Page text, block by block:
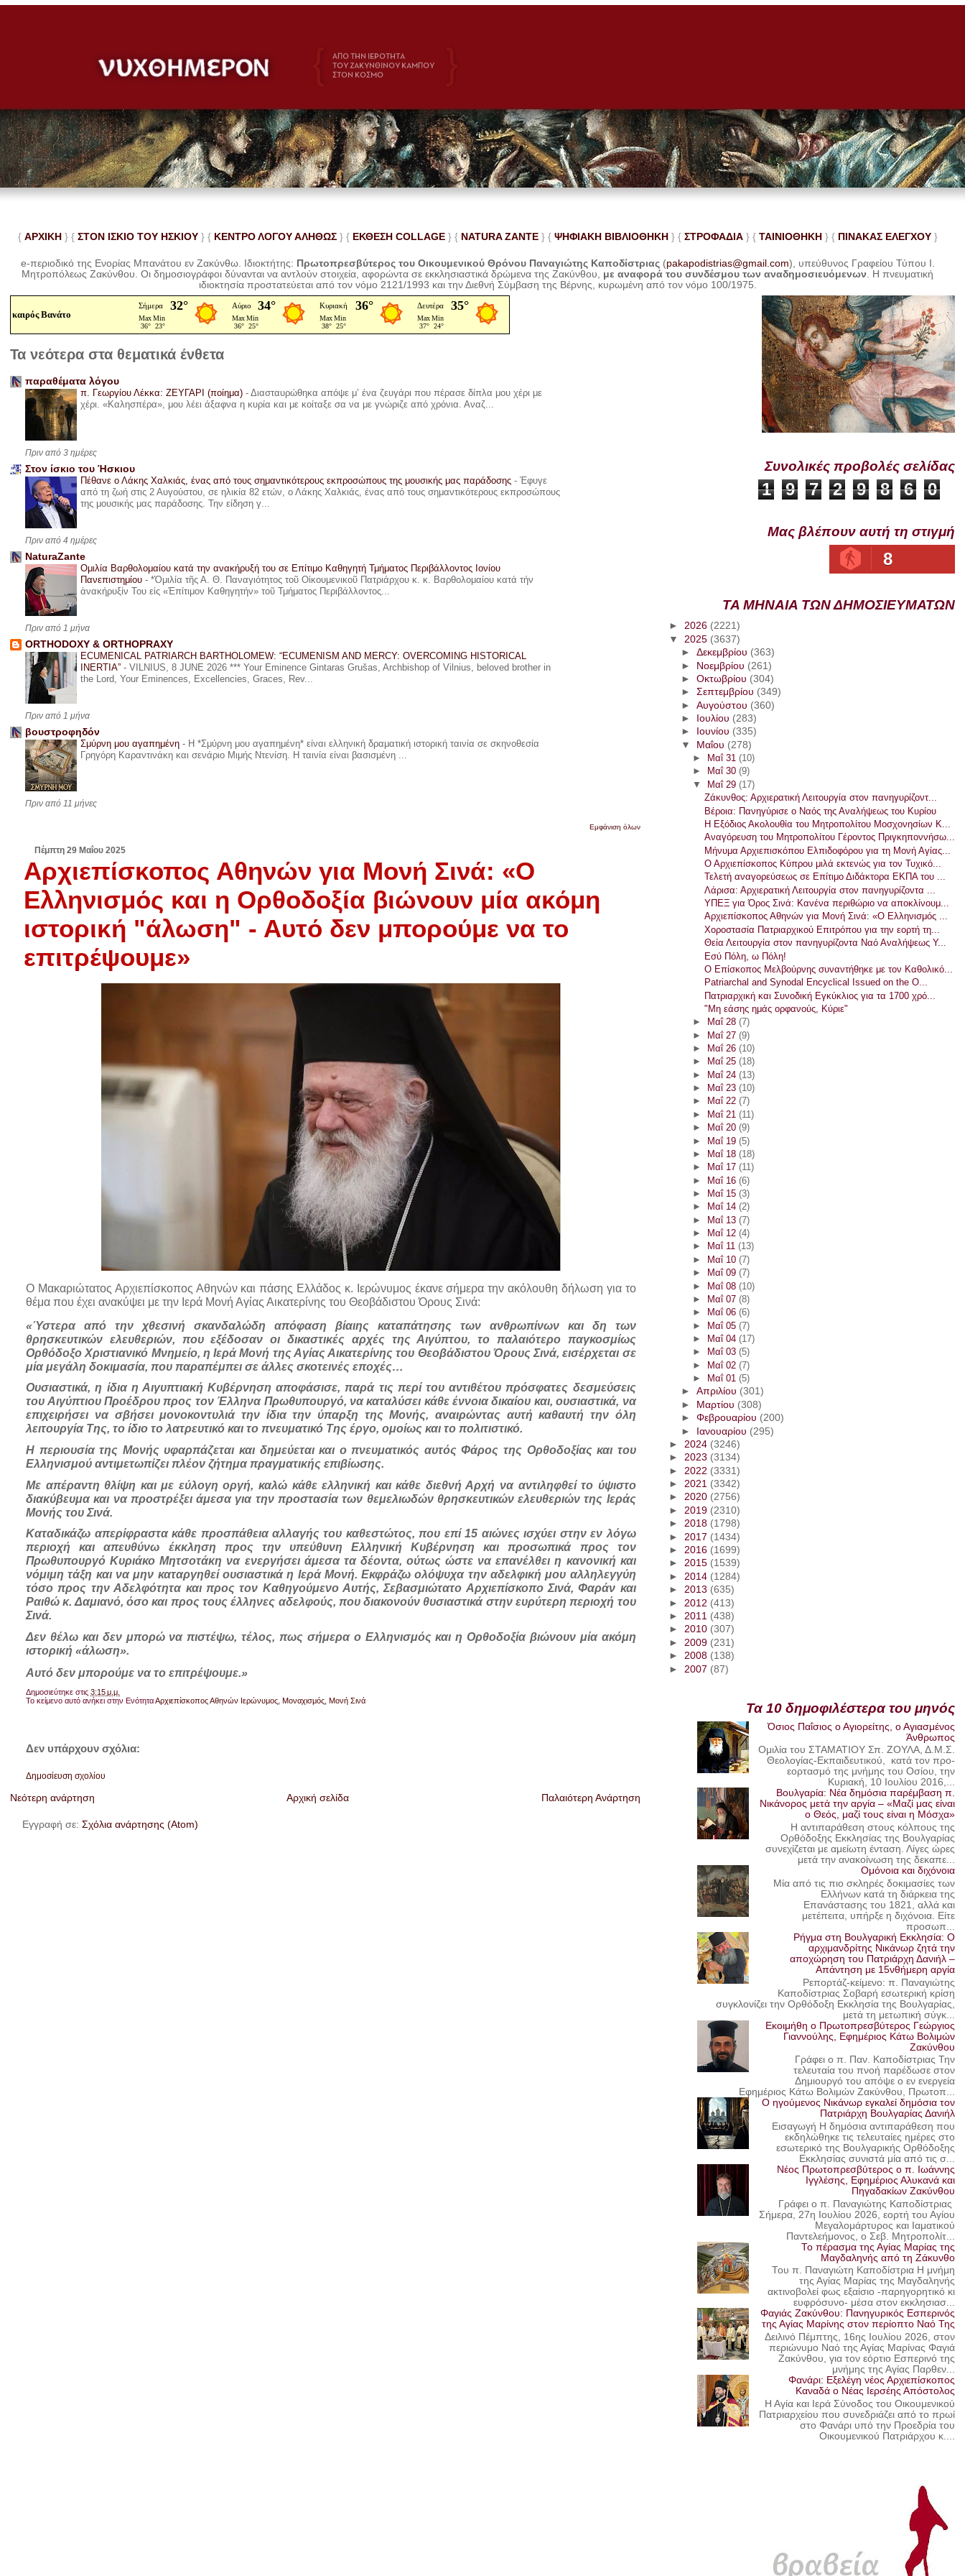
{ ΑΡΧΙΚΗ } { ΣΤΟΝ ΙΣΚΙΟ ΤΟΥ ΗΣΚΙΟΥ } { ΚΕΝΤΡΟ ΛΟΓΟΥ ΑΛΗΘΩΣ } { ΕΚΘΕΣΗ COLLAGE }{ NATURA ZANTE} { ΨΗΦΙΑΚΗ ΒΙΒΛΙΟΘΗΚΗ } { ΣΤΡΟΦΑΔΙΑ } { ΤΑΙΝΙΟΘΗΚΗ } { ΠΙΝΑΚΑΣ ΕΛΕΓΧΟΥ}
e-περιοδικό της Ενορίας Μπανάτου εν Ζακύνθω. Ιδιοκτήτης: Πρωτοπρεσβύτερος του Οικουμενικού Θρόνου Παναγιώτης Καποδίστριας (pakapodistrias@gmail.com), υπεύθυνος Γραφείου Τύπου Ι.
Μητροπόλεως Ζακύνθου.Οι δημοσιογράφοι δύνανται να αντλούν στοιχεία, αφορώντα σε εκκλησιαστικά δρώμενα της Ζακύνθου, με αναφορά του συνδέσμου των αναδημοσιευόμενων . Ηπνευματική
ιδιοκτησία προστατεύεται από τον νόμο 2121/1993 και την Διεθνή Σύμβαση της Βέρνης, κυρωμένη από τον νόμο 100/1975.
καιρός Βανάτο
Τα νεότερα στα θεματικά ένθετα
παραθέματα λόγου
π. Γεωργίου Λέκκα: ΖΕΥΓΑΡΙ (ποίημα) - Διασταυρώθηκα απόψε μ’ ένα ζευγάρι που πέρασε δίπλα μου χέρι με
χέρι. «Καλησπέρα», μου λέει άξαφνα η κυρία και με κοίταξε σα να με γνώριζε από χρόνια. Αναζ...
Πριν από 3 ημέρες
Στον ίσκιο του Ήσκιου
Πέθανε ο Λάκης Χαλκιάς, ένας από τους σημαντικότερους εκπροσώπους της μουσικής μας παράδοσης - Έφυγε
από τη ζωή στις 2 Αυγούστου, σε ηλικία 82 ετών, ο Λάκης Χαλκιάς, ένας από τους σημαντικότερους εκπροσώπους
της μουσικής μας παράδοσης. Την είδηση γ...
Πριν από 4 ημέρες
NaturaZante
Ομιλία Βαρθολομαίου κατά την ανακήρυξή του σε Επίτιμο Καθηγητή Τμήματος Περιβάλλοντος Ιονίου
Πανεπιστημίου - *Ὁμιλία τῆς Α. Θ. Παναγιότητος τοῦ Οἰκουμενικοῦ Πατριάρχου κ. κ. Βαρθολομαίου κατά τήν
ἀνακήρυξίν Του εἰς «Ἐπίτιμον Καθηγητήν» τοῦ Τμήματος Περιβάλλοντος...
Πριν από 1 μήνα
ORTHODOXY & ORTHOPRAXY
ECUMENICAL PATRIARCH BARTHOLOMEW: “ECUMENISM AND MERCY: OVERCOMING HISTORICAL
INERTIA” - VILNIUS, 8 JUNE 2026 *** Your Eminence Gintaras Grušas, Archbishop of Vilnius, beloved brother in
the Lord, Your Eminences, Excellencies, Graces, Rev...
Πριν από 1 μήνα
βουστροφηδόν
Σμύρνη μου αγαπημένη - Η *Σμύρνη μου αγαπημένη* είναι ελληνική δραματική ιστορική ταινία σε σκηνοθεσία
Γρηγόρη Καραντινάκη και σενάριο Μιμής Ντενίση. Η ταινία είναι βασισμένη ...
Πριν από 11 μήνες
Εμφάνιση όλων
Πέμπτη 29 Μαΐου 2025
Αρχιεπίσκοπος Αθηνών για Μονή Σινά: «Ο
Ελληνισμός και η Ορθοδοξία βιώνουν μία ακόμη
ιστορική "άλωση" - Αυτό δεν μπορούμε να το
επιτρέψουμε»
Ο Μακαριώτατος Αρχιεπίσκοπος Αθηνών και πάσης Ελλάδος κ. Ιερώνυμος έκανε σήμερα την ακόλουθη δήλωση για το
θέμα που έχει ανακύψει με την Ιερά Μονή Αγίας Αικατερίνης του Θεοβάδιστου Όρους Σινά:
«Ύστερα από την χθεσινή σκανδαλώδη απόφαση βίαιης καταπάτησης των ανθρωπίνων και δη των
θρησκευτικών ελευθεριών, που εξέδοσαν οι δικαστικές αρχές της Αιγύπτου, το παλαιότερο παγκοσμίως
Ορθόδοξο Χριστιανικό Μνημείο, η Ιερά Μονή της Αγίας Αικατερίνης του Θεοβάδιστου Όρους Σινά, εισέρχεται σε
μία μεγάλη δοκιμασία, που παραπέμπει σε άλλες σκοτεινές εποχές…
Ουσιαστικά, η ίδια η Αιγυπτιακή Κυβέρνηση αποφάσισε, παρά τις περί του αντιθέτου πρόσφατες δεσμεύσεις
του Αιγύπτιου Προέδρου προς τον Έλληνα Πρωθυπουργό, να καταλύσει κάθε έννοια δικαίου και, ουσιαστικά, να
επιχειρήσει να σβήσει μονοκοντυλιά την ίδια την ύπαρξη της Μονής, αναιρώντας αυτή καθαυτή την όλη
λειτουργία Της, το ίδιο το λατρευτικό και το πνευματικό Της έργο, ομοίως και το πολιτιστικό.
Η περιουσία της Μονής υφαρπάζεται και δημεύεται και ο πνευματικός αυτός Φάρος της Ορθοδοξίας και του
Ελληνισμού αντιμετωπίζει πλέον ζήτημα πραγματικής επιβίωσης.
Με απέραντη θλίψη και με εύλογη οργή, καλώ κάθε ελληνική και κάθε διεθνή Αρχή να αντιληφθεί το ύψιστο
διακύβευμα και να προστρέξει άμεσα για την προστασία των θεμελιωδών θρησκευτικών ελευθεριών της Ιεράς
Μονής του Σινά.
Καταδικάζω απερίφραστα κάθε προσπάθεια αλλαγής του καθεστώτος, που επί 15 αιώνες ισχύει στην εν λόγω
περιοχή και απευθύνω έκκληση προς την υπεύθυνη Ελληνική Κυβέρνηση και προσωπικά προς τον
Πρωθυπουργό Κυριάκο Μητσοτάκη να ενεργήσει άμεσα τα δέοντα, ούτως ώστε να επανέλθει η κανονική και
νόμιμη τάξη και να μην καταργηθεί ουσιαστικά η Ιερά Μονή. Εκφράζω ολόψυχα την αδελφική μου αλληλεγγύη
τόσο προς την Αδελφότητα και προς τον Καθηγούμενο Αυτής, Σεβασμιώτατο Αρχιεπίσκοπο Σινά, Φαράν και
Ραιθώ κ. Δαμιανό, όσο και προς τους έλληνες αδελφούς, που διακονούν θυσιαστικά στην ευρύτερη περιοχή του
Σινά.
Δεν θέλω και δεν μπορώ να πιστέψω, τέλος, πως σήμερα ο Ελληνισμός και η Ορθοδοξία βιώνουν μία ακόμη
ιστορική «άλωση».
Αυτό δεν μπορούμε να το επιτρέψουμε.»
Δημοσιεύτηκε στις3:15 μ.μ.
Το κείμενο αυτό ανήκει στην ΕνότηταΑρχιεπίσκοπος Αθηνών Ιερώνυμος, Μοναχισμός, Μονή Σινά
Δεν υπάρχουν σχόλια:
Δημοσίευση σχολίου
Νεότερη ανάρτηση Παλαιότερη Ανάρτηση
Αρχική σελίδα
Εγγραφή σε:Σχόλια ανάρτησης (Atom)
Συνολικές προβολές σελίδας
1 9 7 2 9 8 6 0
Μας βλέπουν αυτή τη στιγμή
8
ΤΑ ΜΗΝΑΙΑ ΤΩΝ ΔΗΜΟΣΙΕΥΜΑΤΩΝ
►2026 (2221)
▼ 2025 (3637)
► Δεκεμβρίου (363)
► Νοεμβρίου (261)
► Οκτωβρίου (304)
► Σεπτεμβρίου (349)
► Αυγούστου (360)
►
Ιουλίου (283)
►
Ιουνίου (335)
▼
Μαΐου (278)
►
Μαΐ 31 (10)
►
Μαΐ 30 (9)
▼
Μαΐ 29 (17)
Ζάκυνθος: Αρχιερατική Λειτουργία στον πανηγυρίζοντ...
Βέροια: Πανηγύρισε ο Ναός της Αναλήψεως του Κυρίου
Η Εξόδιος Ακολουθία του Μητροπολίτου Μοσχονησίων Κ...
Aναγόρευση του Μητροπολίτου Γέροντος Πριγκηποννήσω...
Μήνυμα Αρχιεπισκόπου Ελπιδοφόρου για τη Μονή Αγίας...
Ο Αρχιεπίσκοπος Κύπρου μιλά εκτενώς για τον Τυχικό...
Τελετή αναγορεύσεως σε Επίτιμο Διδάκτορα ΕΚΠΑ του ...
Λάρισα: Αρχιερατική Λειτουργία στον πανηγυρίζοντα ...
ΥΠΕΞ για Όρος Σινά: Κανένα περιθώριο να αποκλίνουμ...
Αρχιεπίσκοπος Αθηνών για Μονή Σινά: «Ο Ελληνισμός ...
Χοροστασία Πατριαρχικού Επιτρόπου για την εορτή τη...
Θεία Λειτουργία στον πανηγυρίζοντα Ναό Αναλήψεως Υ...
Εσύ Πόλη, ω Πόλη!
Ο Επίσκοπος Μελβούρνης συναντήθηκε με τον Καθολικό...
Patriarchal and Synodal Encyclical Issued on the O...
Πατριαρχική και Συνοδική Εγκύκλιος για τα 1700 χρό...
"Μη εάσης ημάς ορφανούς, Κύριε"
►
Μαΐ 28 (7)
► Μαΐ 27 (9)
►
Μαΐ 26 (10)
►
Μαΐ 25 (18)
►
Μαΐ 24 (13)
►
Μαΐ 23 (10)
►
Μαΐ 22 (7)
►
Μαΐ 21 (11)
►
Μαΐ 20 (9)
► Μαΐ 19 (5)
►
Μαΐ 18 (18)
►
Μαΐ 17 (11)
► Μαΐ 16 (6)
►
Μαΐ 15 (3)
►
Μαΐ 14 (2)
► Μαΐ 13 (7)
►
Μαΐ 12 (4)
►
Μαΐ 11 (13)
►
Μαΐ 10 (7)
►
Μαΐ 09 (7)
► Μαΐ 08 (10)
►
Μαΐ 07 (8)
►
Μαΐ 06 (6)
► Μαΐ 05 (7)
►
Μαΐ 04 (17)
►
Μαΐ 03 (5)
► Μαΐ 02 (7)
►
Μαΐ 01 (5)
► Απριλίου (301)
►
Μαρτίου (308)
► Φεβρουαρίου (200)
► Ιανουαρίου (295)
► 2024 (3246)
►2023 (3134)
► 2022 (3331)
►2021 (3342)
►2020 (2756)
► 2019 (2310)
►2018 (1798)
► 2017 (1434)
►2016 (1699)
►2015 (1539)
► 2014 (1284)
►2013 (635)
► 2012 (413)
► 2011 (438)
►2010 (307)
► 2009 (231)
►2008 (138)
► 2007 (87)
Τα 10 δημοφιλέστερα του μηνός
Όσιος Παΐσιος ο Αγιορείτης, ο Αγιασμένος
Άνθρωπος
Ομιλία του ΣΤΑΜΑΤΙΟΥ Σπ. ΖΟΥΛΑ, Δ.Μ.Σ.
Θεολογίας-Εκπαιδευτικού, κατά τον προ-
εορτασμό της μνήμης του Οσίου, την
Κυριακή, 10 Ιουλίου 2016,...
Βουλγαρία: Νέα δημόσια παρέμβαση π.
Νικάνορος μετά την αργία – «Μαζί μας είναι
ο Θεός, μαζί τους είναι η Μόσχα»
Η αντιπαράθεση στους κόλπους της
Ορθόδοξης Εκκλησίας της Βουλγαρίας
συνεχίζεται με αμείωτη ένταση. Λίγες ώρες
μετά την ανακοίνωση της δεκαπε...
Ομόνοια και διχόνοια
Μία από τις πιο σκληρές δοκιμασίες των
Ελλήνων κατά τη διάρκεια της
Επανάστασης του 1821, αλλά και
μετέπειτα, υπήρξε η διχόνοια. Είτε
προσωπ...
Ρήγμα στη Βουλγαρική Εκκλησία: Ο
αρχιμανδρίτης Νικάνωρ ζητά την
αποχώρηση του Πατριάρχη Δανιήλ –
Απάντηση με 15νθήμερη αργία
Ρεπορτάζ-κείμενο: π. Παναγιώτης
Καποδίστριας Σοβαρή εσωτερική κρίση
συγκλονίζει την Ορθόδοξη Εκκλησία της Βουλγαρίας,
μετά τη μετωπική σύγκ...
Εκοιμήθη ο Πρωτοπρεσβύτερος Γεώργιος
Γιαννούλης, Εφημέριος Κάτω Βολιμών
Ζακύνθου
Γράφει ο π. Παν. Καποδίστριας Την
τελευταία του πνοή παρέδωσε στον
Δημιουργό του απόψε ο εν ενεργεία
Εφημέριος Κάτω Βολιμών Ζακύνθου, Πρωτοπ...
Ο ηγούμενος Νικάνωρ εγκαλεί δημόσια τον
Πατριάρχη Βουλγαρίας Δανιήλ
Εισαγωγή Η δημόσια αντιπαράθεση που
εκδηλώθηκε τις τελευταίες ημέρες στο
εσωτερικό της Βουλγαρικής Ορθόδοξης
Εκκλησίας συνιστά μία από τις σ...
Νέος Πρωτοπρεσβύτερος ο π. Ιωάννης
Ιγγλέσης, Εφημέριος Αλυκανά και
Πηγαδακίων Ζακύνθου
Γράφει ο π. Παναγιώτης Καποδίστριας
Σήμερα, 27η Ιουλίου 2026, εορτή του Αγίου
Μεγαλομάρτυρος και Ιαματικού
Παντελεήμονος, ο Σεβ. Μητροπολίτ...
Το πέρασμα της Αγίας Μαρίας της
Μαγδαληνής από τη Ζάκυνθο
Του π. Παναγιώτη Καποδίστρια Η μνήμη
της Αγίας Μαρίας της Μαγδαληνής
ακτινοβολεί φως εξαίσιο -παρηγορητικό κι
ευφρόσυνο- μέσα στον εκκλησιασ...
Φαγιάς Ζακύνθου: Πανηγυρικός Εσπερινός
της Αγίας Μαρίνης στον περίοπτο Ναό Της
Δειλινό Πέμπτης, 16ης Ιουλίου 2026, στον
περιώνυμο Ναό της Αγίας Μαρίνας Φαγιά
Ζακύνθου, για τον εόρτιο Εσπερινό της
μνήμης της Αγίας Παρθεν...
Φανάρι: Εξελέγη νέος Αρχιεπίσκοπος
Καναδά ο Νέας Ιερσέης Απόστολος
Η Αγία και Ιερά Σύνοδος του Οικουμενικού
Πατριαρχείου που συνεδριάζει από το πρωί
στο Φανάρι υπό την Προεδρία του
Οικουμενικού Πατριάρχου κ....